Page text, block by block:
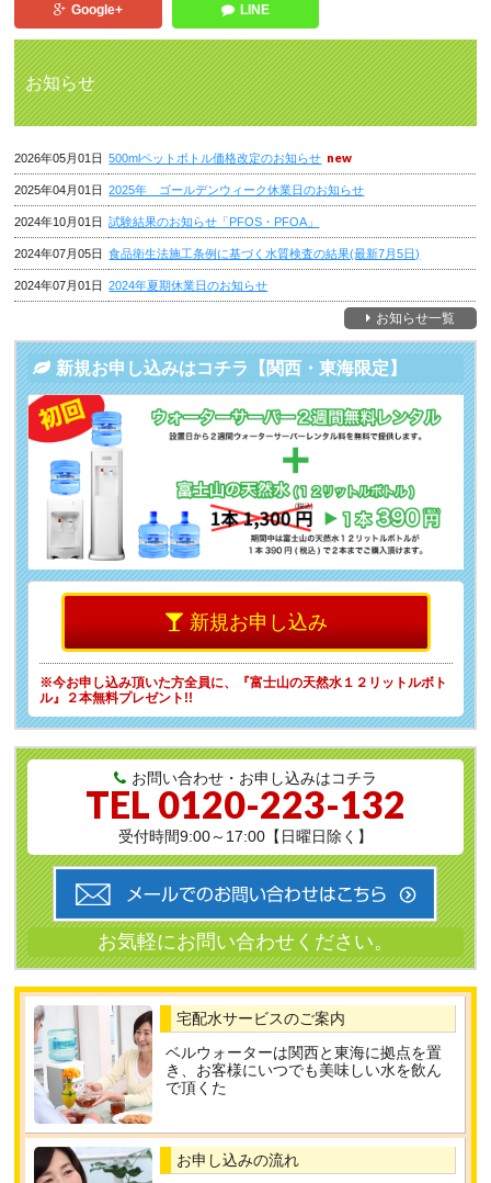
Google+ LINE
お知らせ
2026年05月01日 500mlペットボトル価格改定のお知らせ
2025年04月01日 2025年 ゴールデンウィーク休業日のお知らせ
2024年10月01日 試験結果のお知らせ「PFOS・PFOA」
2024年07月05日 食品衛生法施工条例に基づく水質検査の結果(最新7月5日)
2024年07月01日 2024年夏期休業日のお知らせ
お知らせ一覧
新規お申し込みはコチラ【関西・東海限定】
新規お申し込み
※今お申し込み頂いた方全員に、
『富士山の天然水１２リットルボト
ル』２本無料プレゼント!!
お問い合わせ・お申し込みはコチラ
TEL 0120-223-132
受付時間9:00～17:00【日曜日除く】
宅配水サービスのご案内
ベルウォーターは関西と東海に拠点を置
き、お客様にいつでも美味しい水を飲ん
で頂くた
お申し込みの流れ